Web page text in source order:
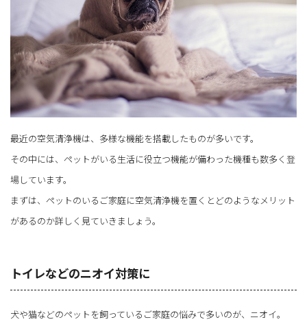
最近の空気清浄機は、多様な機能を搭載したものが多いです。
その中には、ペットがいる生活に役立つ機能が備わった機種も数多く登
場しています。
まずは、ペットのいるご家庭に空気清浄機を置くとどのようなメリット
があるのか詳しく見ていきましょう。
トイレなどのニオイ対策に
犬や猫などのペットを飼っているご家庭の悩みで多いのが、ニオイ。